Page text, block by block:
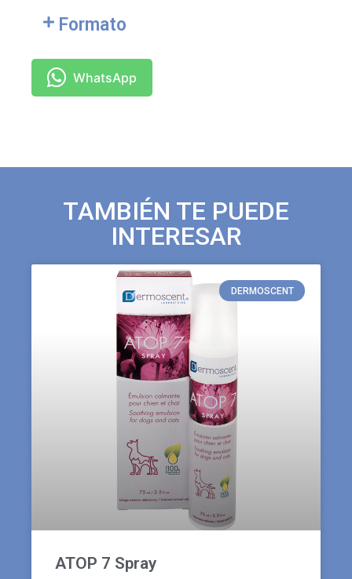
Formato
WhatsApp
TAMBIÉN TE PUEDE
INTERESAR
DERMOSCENT
ATOP 7 Spray